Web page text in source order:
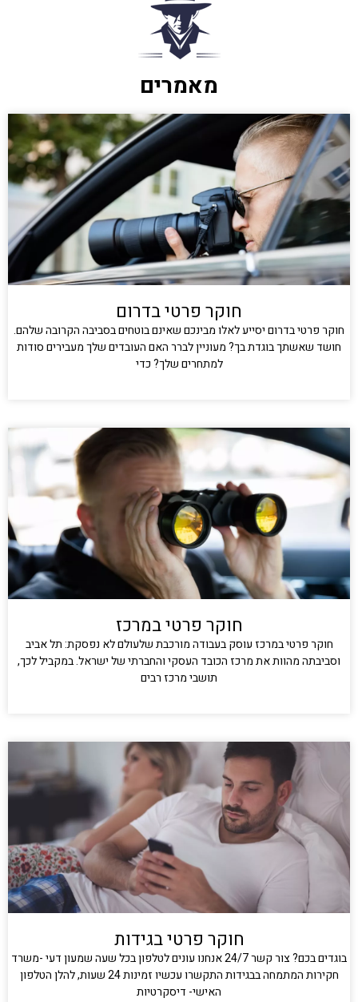
מאמרים
חוקר פרטי בדרום
חוקר פרטי בדרום יסייע לאלו מבינכם שאינם בוטחים בסביבה הקרובה שלהם.
חושד שאשתך בוגדת בך? מעוניין לברר האם העובדים שלך מעבירים סודות
למתחרים שלך? כדי
חוקר פרטי במרכז
חוקר פרטי במרכז עוסק בעבודה מורכבת שלעולם לא נפסקת: תל אביב
וסביבתה מהוות את מרכז הכובד העסקי והחברתי של ישראל. במקביל לכך,
תושבי מרכז רבים
חוקר פרטי בגידות
בוגדים בכם? צור קשר 24/7 אנחנו עונים לטלפון בכל שעה שמעון דעי -משרד
חקירות המתמחה בבגידות התקשרו עכשיו זמינות 24 שעות, להלן הטלפון
האישי- דיסקרטיות